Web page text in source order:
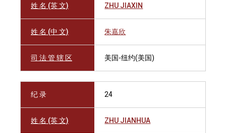
姓 名 (英 文) ZHU JIAXIN
姓 名 (中 文) 朱嘉欣
司 法 管 辖 区 美国-纽约(美国)
纪 录 24
姓 名 (英 文) ZHU JIANHUA